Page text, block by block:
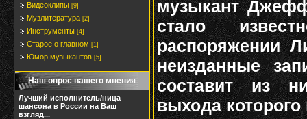
Видеоклипы [9]
Музлитература [2]
Инструменты [4]
Старое о главном [1]
Юмор музыкантов [5]
Наш опрос вашего мнения
Лучший исполнитель/ница
шансона в России на Ваш
взгляд...
музыкант
стало
распоряжении
неизданные
составит из
выхода